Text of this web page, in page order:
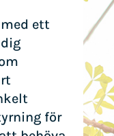
ett
för